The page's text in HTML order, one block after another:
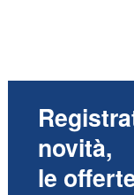
novità,
le